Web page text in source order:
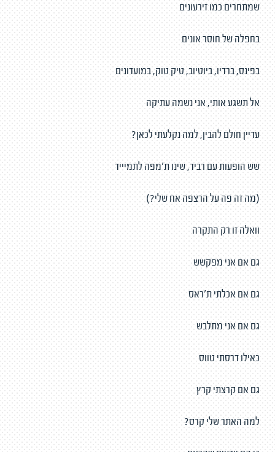
שמתחרים כמו זירעונים
בחפלה של חוסר אונים
בפינס, ברדיו, ביוטיוב, טיק טוק, במועדונים
אל תשגע אותי, אני נשמה עתיקה
עדיין חולם להבין, למה נקלעתי לכאן?
שש הופעות עם רביד, שינו ת'מפה לתמיייד
(מה זה פה על הרצפה אח שלי?)
וואלה זו רק התקרה
גם אם אני מפקשש
גם אם אכלתי ת'ראס
גם אם אני מתלבש
כאילו דרסתי טווס
גם אם קרצתי קרץ
למה האתר שלי קרס?